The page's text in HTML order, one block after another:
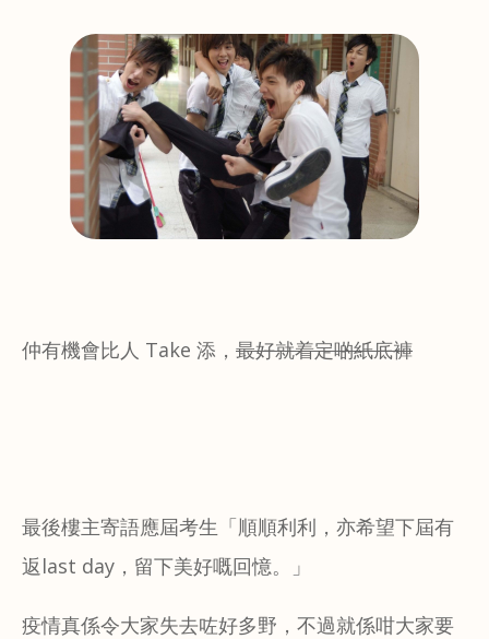
仲有機會比人 Take 添， 最好就着定啲紙底褲
最後樓主寄語應屆考生「順順利利，亦希望下屆有
返last day，留下美好嘅回憶。」
疫情真係令大家失去咗好多野，不過就係咁大家要